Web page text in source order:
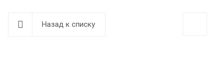
Назад к списку